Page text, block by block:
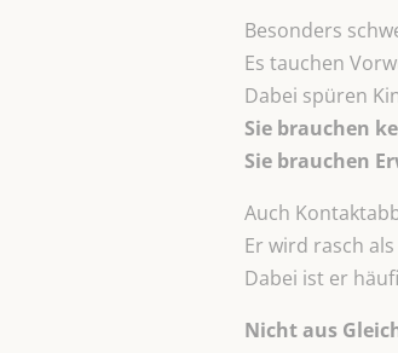
Besonders
Es tauchen
Dabei spüren
Sie brauchen
Sie brauchen
Auch
Er wird rasch
Dabei ist er
Nicht aus